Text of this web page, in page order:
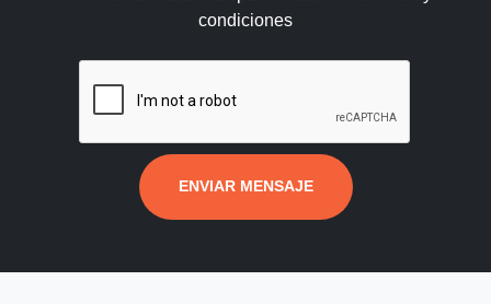
condiciones
ENVIAR MENSAJE